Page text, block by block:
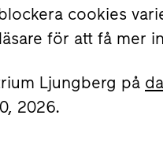
cookies
för att få mer
Ljungberg på
2026.